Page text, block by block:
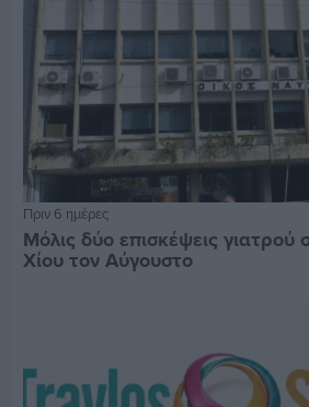
Πριν 6 ημέρες
Μόλις δύο επισκέψεις
Χίου τον Αύγουστο